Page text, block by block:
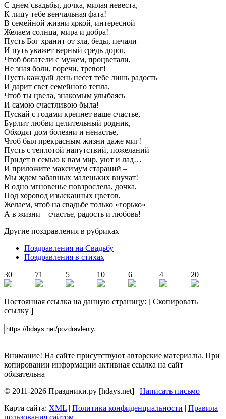
С днем свадьбы, дочка, милая невеста,
К лицу тебе венчальная фата!
В семейной жизни яркой, интересной
Желаем солнца, мира и добра!
Пусть Бог хранит от зла, беды, печали
И путь укажет верный средь дорог,
Чтоб богатели с мужем, процветали,
Не зная боли, горечи, тревог!
Пусть каждый день несет тебе лишь радость
И дарит свет семейного тепла,
Чтоб ты цвела, знакомым улыбаясь
И самою счастливою была!
Пускай с годами крепнет ваше счастье,
Бурлит любви целительный родник,
Обходят дом болезни и ненастье,
Чтоб был прекрасным жизни даже миг!
Пусть с теплотой напутствий, пожеланий
Придет в семью к вам мир, уют и лад…
И приложите максимум стараний –
Мы ждем забавных маленьких внучат!
В одно мгновенье повзрослела, дочка,
Под хоровод изысканных цветов,
Желаем, чтоб на свадьбе только «горько»
А в жизни – счастье, радость и любовь!
Другие поздравления в рубриках
Поздравления на Свадьбу
Поздравления в стихах
30
71 5 10 6 4 20
Постоянная ссылка на данную страницу: [ Скопировать
ссылку ]
Внимание! На сайте присутствуют авторские материалы. При
копировании информации активная ссылка на сайт
обязательна
© 2011-2026 Праздники.ру [hdays.net] | Написать письмо
Карта сайта: XML | Политика конфиденциальности | Правила
пользования сайтом